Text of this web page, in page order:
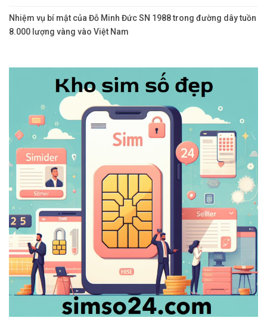
Nhiệm vụ bí mật của Đỗ Minh Đức SN 1988 trong đường dây tuồn
8.000 lượng vàng vào Việt Nam